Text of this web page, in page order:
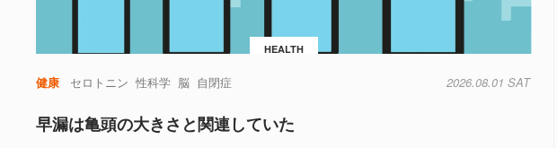
HEALTH
健康 セロトニン 性科学 脳 自閉症 2026.08.01 SAT
早漏は亀頭の大きさと関連していた